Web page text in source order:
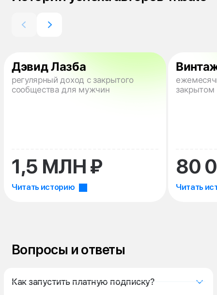
Дэвид Лазба
регулярный доход с закрытого
сообщества для мужчин
1,5 МЛН ₽
Читать историю
закрытом
80
Читать
Вопросы и ответы
Как запустить платную подписку?